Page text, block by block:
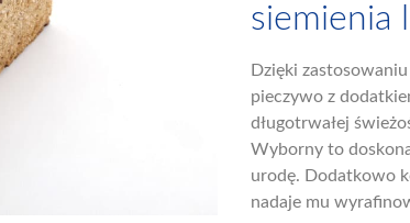
siemienia
Dzięki
pieczywo z
długotrwałej
Wyborny to
urodę. Dodatkowo
nadaje mu